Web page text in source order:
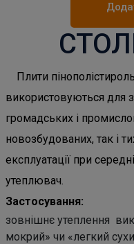
Плити
використовуються для
громадських і
новозбудованих, так і
експлуатації при
утеплювач.
Застосування:
зовнішнє утеплення
мокрий» чи «легкий